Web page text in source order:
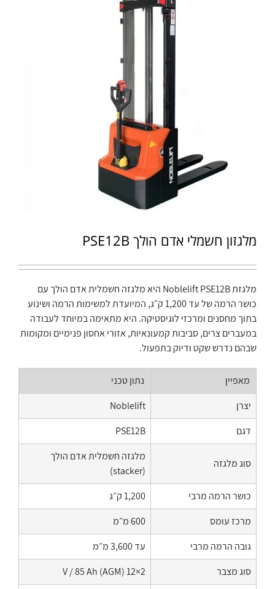
מלגזון חשמלי אדם הולך PSE12B
מלגזת Noblelift PSE12B היא מלגזה חשמלית אדם הולך עם
כושר הרמה של עד 1,200 ק״ג, המיועדת למשימות הרמה ושינוע
בתוך מחסנים ומרכזי לוגיסטיקה. היא מתאימה במיוחד לעבודה
במעברים צרים, סביבות קמעונאיות, אזורי אחסון פנימיים ומקומות
שבהם נדרש שקט ודיוק בתפעול.
מאפיין
נתון טכני
יצרן
Noblelift
דגם
PSE12B
סוג מלגזה
מלגזה חשמלית אדם הולך
(stacker)
כושר הרמה מרבי
1,200 ק״ג
מרכז עומס
600 מ״מ
גובה הרמה מרבי
עד 3,600 מ״מ
סוג מצבר
2×12 V / 85 Ah (AGM)